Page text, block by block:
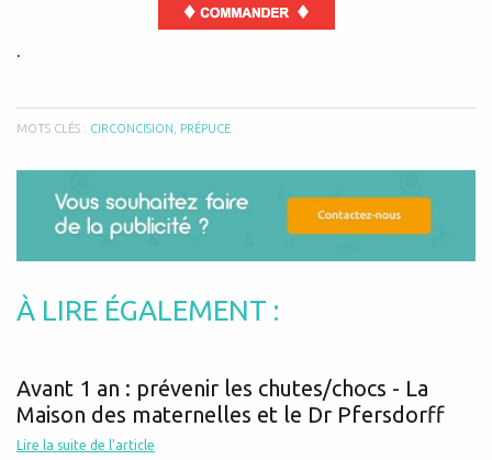
.
MOTS CLÉS : CIRCONCISION PRÉPUCE
À LIRE ÉGALEMENT :
Avant 1 an : prévenir les chutes/chocs - La
Maison des maternelles et le Dr Pfersdorff
Lire la suite de l'article